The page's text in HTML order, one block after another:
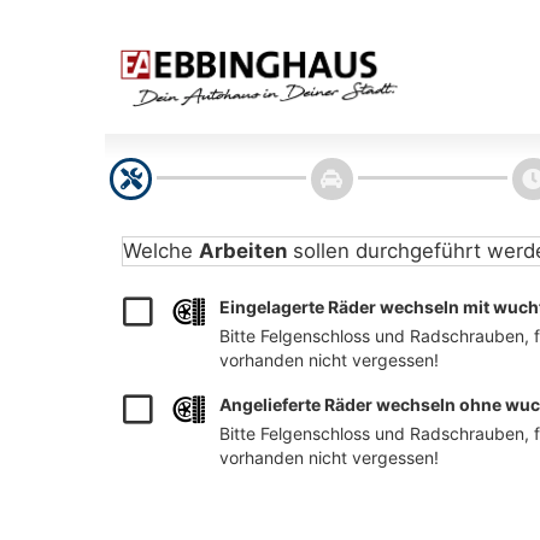
Welche Arbeiten sollen durchgeführt
Eingelagerte Räder wechseln mit
Bitte Felgenschloss und Radschrauben,
vorhanden nicht vergessen!
Angelieferte Räder wechseln ohne
Bitte Felgenschloss und Radschrauben,
vorhanden nicht vergessen!